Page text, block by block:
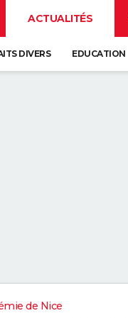
ACTUALITÉS
DIVERS EDUCATION
de Nice